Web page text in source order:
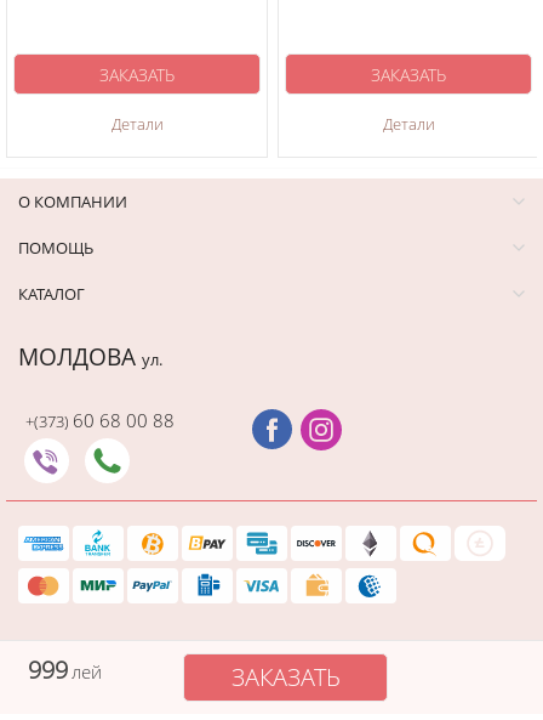
999лей ЗАКАЗАТЬ
Детали
ЗАКАЗАТЬ
Детали
ЗАКАЗАТЬ
О КОМПАНИИ
ПОМОЩЬ
КАТАЛОГ
МОЛДОВА ул.
+(373) 60 68 00 88